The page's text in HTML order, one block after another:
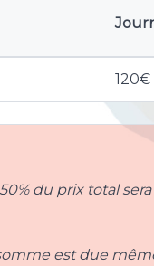
120€
du prix total
est due